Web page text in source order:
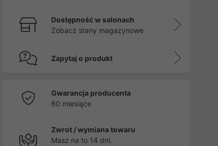
Dostępność w salonach
Zobacz stany magazynowe
Zapytaj o produkt
Gwarancja producenta
60 miesiące
Zwrot / wymiana towaru
Masz na to 14 dni.